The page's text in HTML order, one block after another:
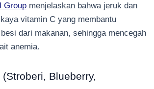
Group menjelaskan bahwa jeruk dan
vitamin C yang membantu
dari makanan, sehingga mencegah
anemia.
Blueberry,